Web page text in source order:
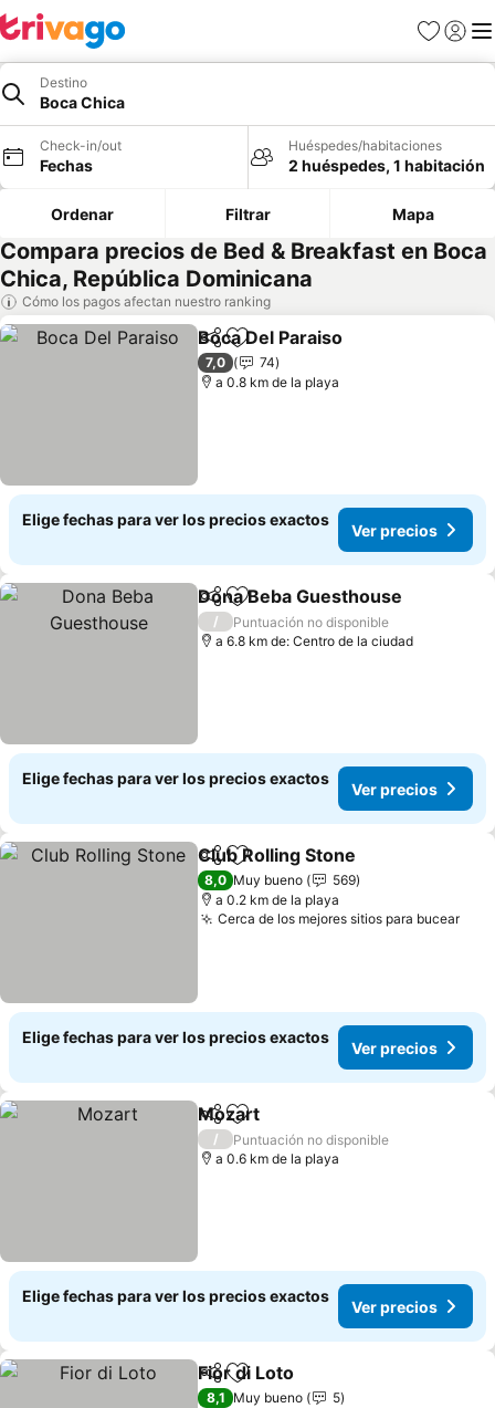
Favoritos
Iniciar
Destino
Boca Chica
Check-in/out
Fechas
Huéspedes/habitaciones
2 huéspedes, 1 habitación
Ordenar Filtrar Mapa
Compara precios de Bed & Breakfast en Boca
Chica, República Dominicana
Cómo los pagos afectan nuestro ranking
CompartirAgregar a favoritos
Boca Del Paraiso
7,0
74
a 0.8 km de la playa
Elige fechas para ver los precios exactos
Ver precios
CompartirAgregar a favoritos
Dona Beba Guesthouse
/
Puntuación no disponible
a 6.8 km de: Centro de la ciudad
Elige fechas para ver los precios exactos
Ver precios
CompartirAgregar a favoritos
Club Rolling Stone
8,0 Muy bueno
569
a 0.2 km de la playa
Cerca de los mejores sitios para bucearVer
Elige fechas para ver los precios exactos
Ver precios
CompartirAgregar a favoritos
Mozart
/
Puntuación no disponible
a 0.6 km de la playa
Elige fechas para ver los precios exactos
Ver precios
CompartirAgregar a favoritos
Fior di Loto
8,1 Muy bueno
5